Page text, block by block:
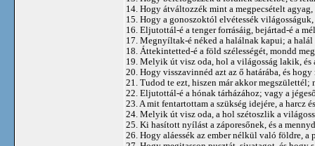
14. Hogy átváltozzék mint a megpecsételt
15. Hogy a gonoszoktól elvétessék világosságuk,
16. Eljutottál-é a tenger forrásáig, bejártad-é a
17. Megnyíltak-é néked a halálnak kapui; a
18. Áttekintetted-é a föld szélességét, mondd
19. Melyik út visz oda, hol a világosság lakik, és
20. Hogy visszavinnéd azt az ő határába, és
21. Tudod te ezt, hiszen már akkor megszülettél;
22. Eljutottál-é a hónak tárházához; vagy a
23. A mit fentartottam a szükség idejére, a harcz
24. Melyik út visz oda, a hol szétoszlik a
25. Ki hasított nyílást a záporesőnek, és a
26. Hogy aláessék az ember nélkül való földre, a